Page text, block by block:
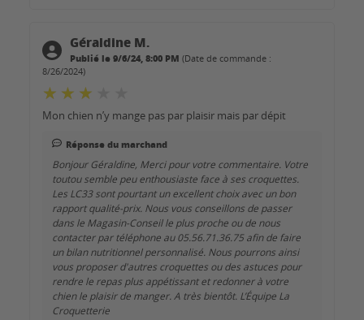
Géraldine M.
Publié le 9/6/24, 8:00 PM (Date de commande :
8/26/2024)
Mon chien n’y mange pas par plaisir mais par dépit
Réponse du marchand
Bonjour Géraldine, Merci pour votre commentaire. Votre
toutou semble peu enthousiaste face à ses croquettes.
Les LC33 sont pourtant un excellent choix avec un bon
rapport qualité-prix. Nous vous conseillons de passer
dans le Magasin-Conseil le plus proche ou de nous
contacter par téléphone au 05.56.71.36.75 afin de faire
un bilan nutritionnel personnalisé. Nous pourrons ainsi
vous proposer d'autres croquettes ou des astuces pour
rendre le repas plus appétissant et redonner à votre
chien le plaisir de manger. A très bientôt. L’Équipe La
Croquetterie